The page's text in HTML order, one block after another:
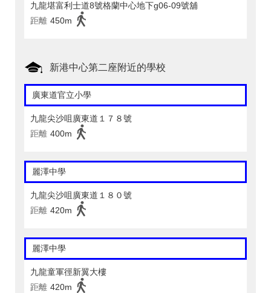
九龍堪富利士道8號格蘭中心地下g06-09號舖
距離 450m
新港中心第二座附近的學校
廣東道官立小學
九龍尖沙咀廣東道１７８號
距離 400m
麗澤中學
九龍尖沙咀廣東道１８０號
距離 420m
麗澤中學
九龍童軍徑新翼大樓
距離 420m